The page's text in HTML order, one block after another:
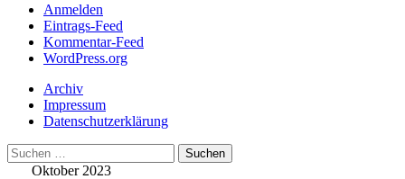
Anmelden
Eintrags-Feed
Kommentar-Feed
WordPress.org
Archiv
Impressum
Datenschutzerklärung
Suchen
nach:Oktober 2023